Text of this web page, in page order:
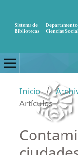
Sistema de
Bibliotecas
Departamento
Ciencias
Inicio /
Artículos